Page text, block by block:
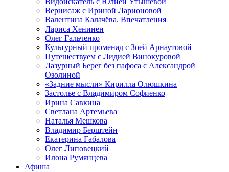
Вернисаж с Ириной Ларионовой
Валентина Калачёва. Впечатления
Лариса Хенинен
Олег Гальченко
Культурный променад с Зоей Арнаутовой
Путешествуем с Лидией Винокуровой
Лазурный Берег без пафоса с Александрой
Озолиной
«Задние мысли» Кирилла Олюшкина
Застолье с Владимиром Софиенко
Ирина Савкина
Светлана Артемьева
Наталья Мешкова
Владимир Берштейн
Екатерина Габалова
Олег Липовецкий
Илона Румянцева
Афиша